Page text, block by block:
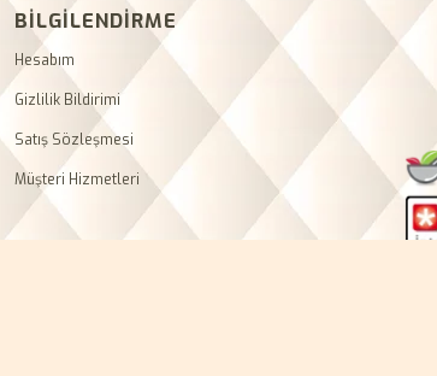
BİLGİLENDİRME
Hesabım
Gizlilik Bildirimi
Satış Sözleşmesi
Müşteri Hizmetleri